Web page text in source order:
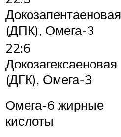
Докозапентаеновая
(ДПК), Омега-3
22:6
Докозагексаеновая
(ДГК), Омега-3
Омега-6 жирные
кислоты